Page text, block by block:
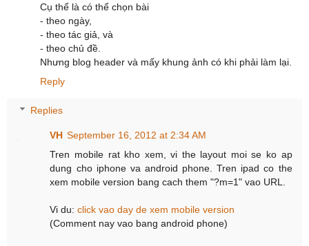
Cụ thể là có thể chọn bài
- theo ngày,
- theo tác giả, và
- theo chủ đề.
Nhưng blog header và mấy khung ảnh có khi phải làm lại.
Reply
Replies
VH September 16, 2012 at 2:34 AM
Tren mobile rat kho xem, vi the layout moi se ko ap
dung cho iphone va android phone. Tren ipad co the
xem mobile version bang cach them "?m=1" vao URL.
Vi du:click vao day de xem mobile version
(Comment nay vao bang android phone)